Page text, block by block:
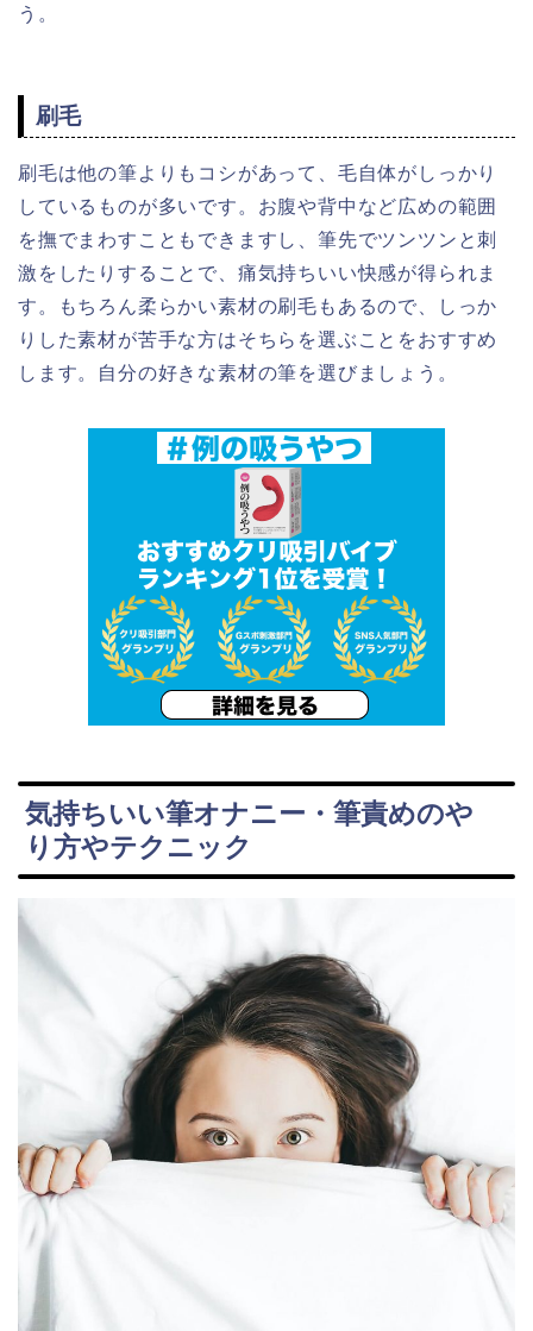
う。
刷毛
刷毛は他の筆よりもコシがあって、毛自体がしっかり
しているものが多いです。お腹や背中など広めの範囲
を撫でまわすこともできますし、筆先でツンツンと刺
激をしたりすることで、痛気持ちいい快感が得られま
す。もちろん柔らかい素材の刷毛もあるので、しっか
りした素材が苦手な方はそちらを選ぶことをおすすめ
します。自分の好きな素材の筆を選びましょう。
気持ちいい筆オナニー・筆責めのや
り方やテクニック